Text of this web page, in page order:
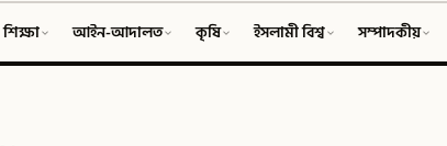
শিক্ষা আইন-আদালত কৃষি ইসলামী বিশ্ব সম্পাদকীয়